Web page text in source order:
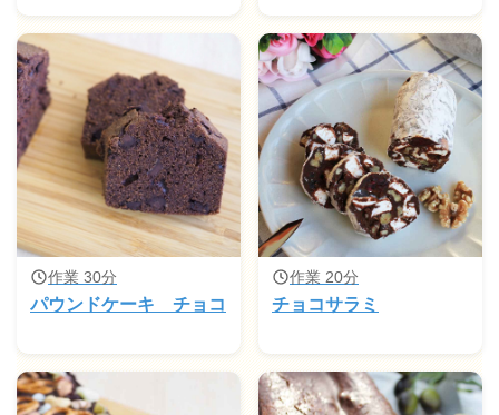
作業 30分
パウンドケーキ チョコ
作業 20分
チョコサラミ